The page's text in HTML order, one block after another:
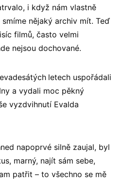
i když nám vlastně
nějaký archiv mít. Teď
filmů, často velmi
nejsou dochované.
letech uspořádali
a vydali moc pěkný
vyzdvihnutí Evalda
napoprvé silně zaujal, byl
marný, najít sám sebe,
patřit – to všechno se mě